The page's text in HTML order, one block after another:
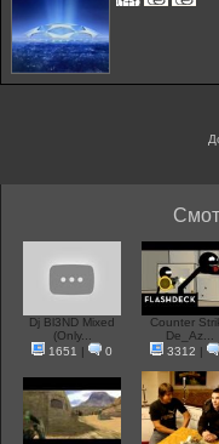
Dj Bl3ND Mixed
(Only...
1651 | 0
Counter
De_Az...
3312 |